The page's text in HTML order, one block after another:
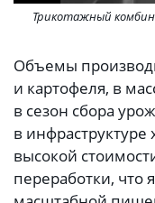
Трикотажный
Объемы
и картофеля, в
в сезон сбора
в
высокой
переработки, что